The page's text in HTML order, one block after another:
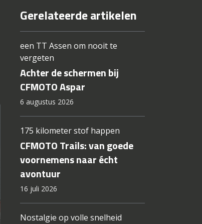
Gerelateerde artikelen
een TT Assen om nooit te
vergeten
Achter de schermen bij
CFMOTO Aspar
6 augustus 2026
175 kilometer stof happen
CFMOTO Trails: van goede
voornemens naar écht
avontuur
16 juli 2026
Nostalgie op volle snelheid